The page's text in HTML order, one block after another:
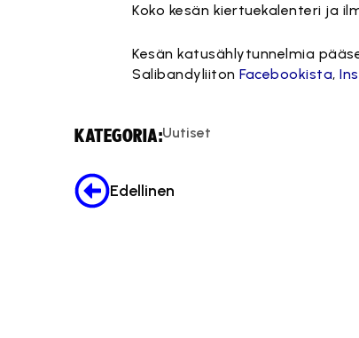
Koko kesän kiertuekalenteri ja
Kesän katusählytunnelmia
SalibandyliitonFacebookista,
KATEGORIA:Uutiset
Edellinen